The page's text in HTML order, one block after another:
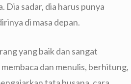
sadar, dia harus punya
di masa depan.
yang baik dan sangat
dan menulis, berhitung,